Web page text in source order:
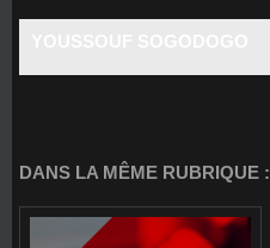
DANS LA MÊME RUBRIQUE :